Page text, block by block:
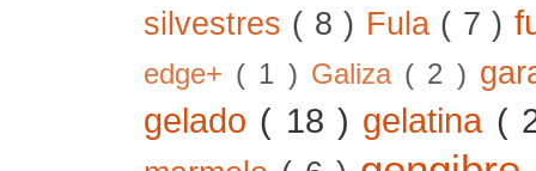
silvestres ( 8 ) Fula ( 7 )
edge+ ( 1 ) Galiza ( 2 )
gelado ( 18 ) gelatina (